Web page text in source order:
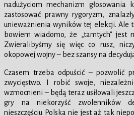
nadużyciom mechanizm głosowania
zastosować prawny rygoryzm,
unieważnienia wyników tej elekcji. Ale
bowiem wiadomo, że „tamtych” jest
Zwieralibyśmy się więc co rusz, n
okopowej wojny – bez szansy na
Czasem trzeba odpuścić – pozwolić
zwycięstwo. I robić swoje,
wzmocnieni – będą teraz usiłowali
gry na niekorzyść zwolenników
nieszczęściu Polska nie jest aż tak